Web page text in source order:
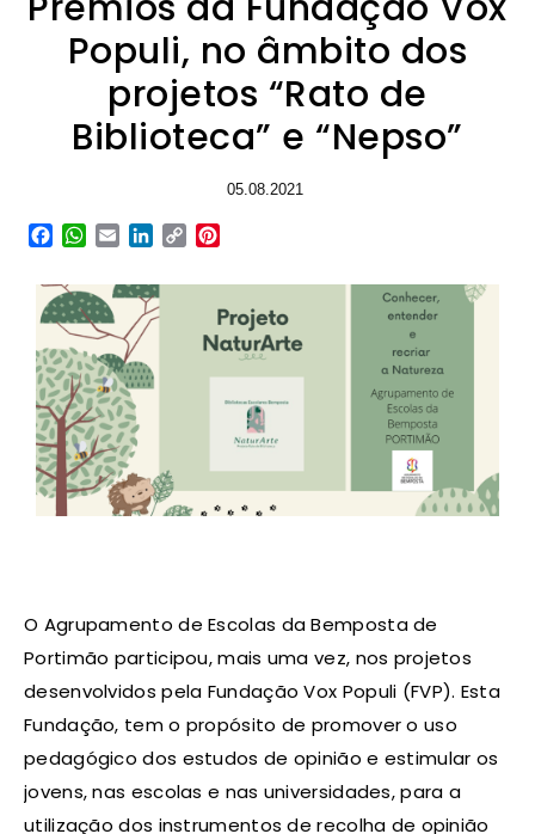
Populi, no âmbito dos
projetos “Rato de
Biblioteca” e “Nepso”
05.08.2021
Facebook
WhatsApp
EmailLinkedIn
Copy
O Agrupamento de Escolas da Bemposta de
Portimão participou, mais uma vez, nos projetos
desenvolvidos pela Fundação Vox Populi (FVP). Esta
Fundação, tem o propósito de promover o uso
pedagógico dos estudos de opinião e estimular os
jovens, nas escolas e nas universidades, para a
utilização dos instrumentos de recolha de opinião